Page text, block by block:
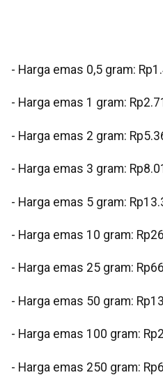
‎‎- Harga emas 0,5 gram:
- ⁠Harga emas 1 gram:
‎- ⁠Harga emas 2 gram:
‎- ⁠Harga emas 3 gram:
‎- ⁠Harga emas 5 gram:
‎- ⁠Harga emas 10 gram:
‎- Harga emas 25 gram:
‎- ⁠Harga emas 50 gram:
‎- ⁠Harga emas 100 gram:
‎- ⁠Harga emas 250 gram: